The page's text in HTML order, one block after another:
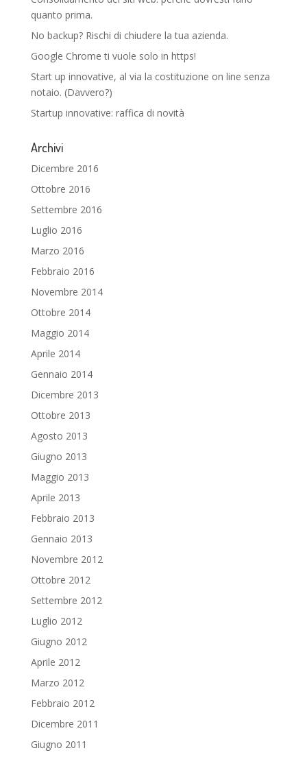
quanto prima.
No backup? Rischi di chiudere la tua azienda.
Google Chrome ti vuole solo in https!
Start up innovative, al via la costituzione on line senza
notaio. (Davvero?)
Startup innovative: raffica di novità
Archivi
Dicembre 2016
Ottobre 2016
Settembre 2016
Luglio 2016
Marzo 2016
Febbraio 2016
Novembre 2014
Ottobre 2014
Maggio 2014
Aprile 2014
Gennaio 2014
Dicembre 2013
Ottobre 2013
Agosto 2013
Giugno 2013
Maggio 2013
Aprile 2013
Febbraio 2013
Gennaio 2013
Novembre 2012
Ottobre 2012
Settembre 2012
Luglio 2012
Giugno 2012
Aprile 2012
Marzo 2012
Febbraio 2012
Dicembre 2011
Giugno 2011